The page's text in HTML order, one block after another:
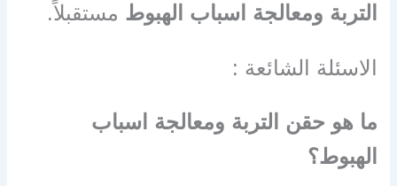
التربة ومعالجة اسباب الهبوط مستقبلاً.
الاسئلة الشائعة :
ما هو حقن التربة ومعالجة اسباب
الهبوط؟